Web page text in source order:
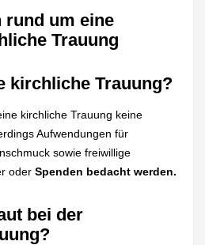
rund um eine
Trauung
kirchliche Trauung?
kirchliche Trauung keine
Aufwendungen für
sowie freiwillige
oderSpenden bedacht werden.
bei der